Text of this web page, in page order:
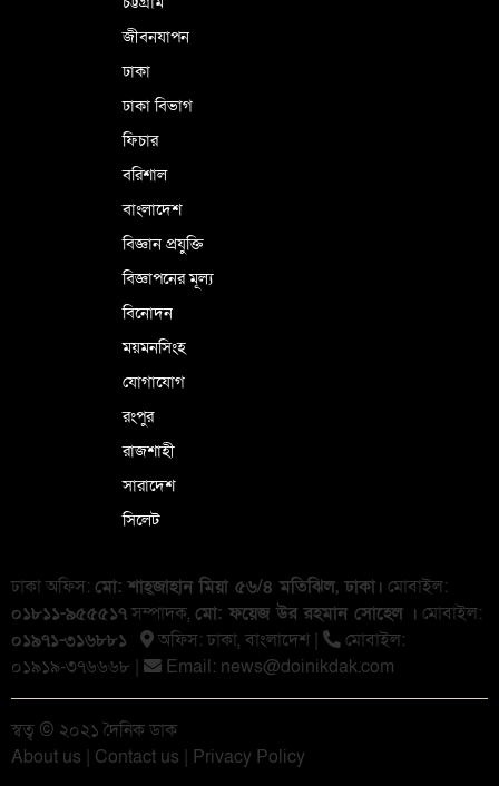
জীবনযাপন
ঢাকা
ঢাকা বিভাগ
ফিচার
বরিশাল
বাংলাদেশ
বিজ্ঞান প্রযুক্তি
বিজ্ঞাপনের মূল্য
বিনোদন
ময়মনসিংহ
যোগাযোগ
রংপুর
রাজশাহী
সারাদেশ
সিলেট
ঢাকা অফিস: মো: শাহ্জাহান মিয়া ৫৬/৪ মতিঝিল, ঢাকা। মোবাইল:
০১৮১১-৯৫৫৫১৭সম্পাদক, মো: ফয়েজ উর রহমান সোহেল । মোবাইল:
০১৯৭১-৩১৬৮৮১
অফিস: ঢাকা, বাংলা‌দেশ |
মোবাইল:
০১৯১৯-৩৭৬৬৬৮ |
Email: news@doinikdak.com
স্বত্ব © ২০২১ দৈনিক ডাক
About us | Contact us | Privacy Policy